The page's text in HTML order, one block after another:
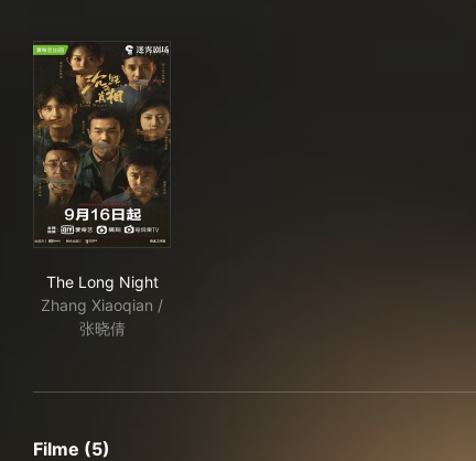
The Long Night
Zhang Xiaoqian /
张晓倩
Filme (5)